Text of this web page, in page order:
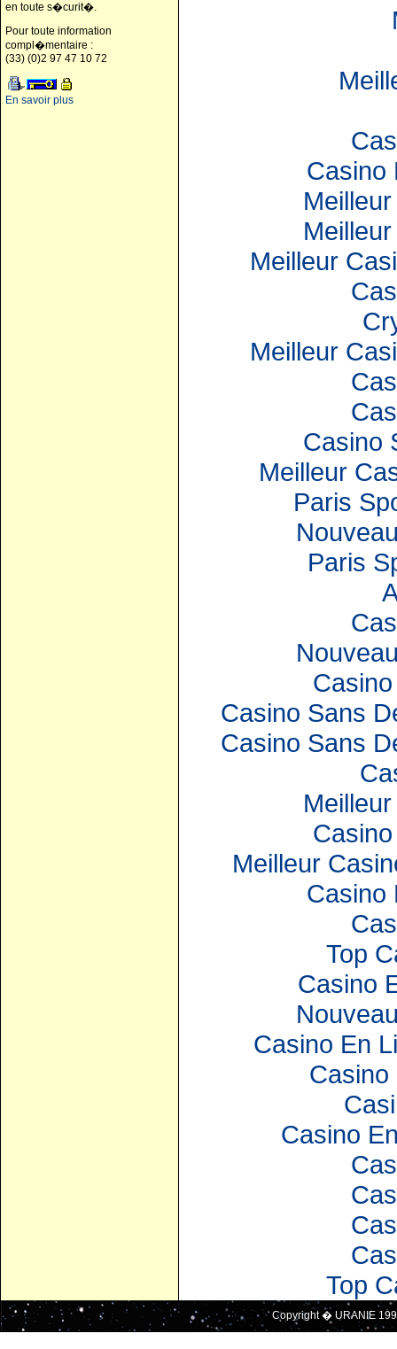
en toute s�curit�.
Pour toute information
compl�mentaire :
(33) (0)2 97 47 10 72
En savoir plus
Casino
Meilleur
Meilleur
Casino
Meilleur
Paris
Paris
Casino Sans
Casino Sans
Meilleur
Casino
Top
Casino
Casino En
Casino
Casino
Top
Copyright � URANIE